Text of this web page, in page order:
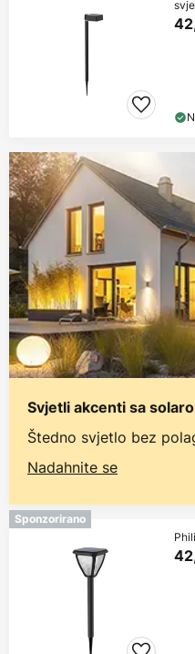
Svjetli akcenti sa
Štedno svjetlo bez
Nadahnite se
Sponzorirano